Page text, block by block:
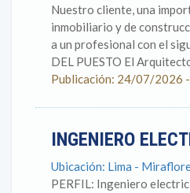
Nuestro cliente, una
inmobiliario y de
a un profesional con el
DEL PUESTO El
Publicación: 24/07/2026
INGENIERO
Ubicación: Lima -
PERFIL: Ingeniero